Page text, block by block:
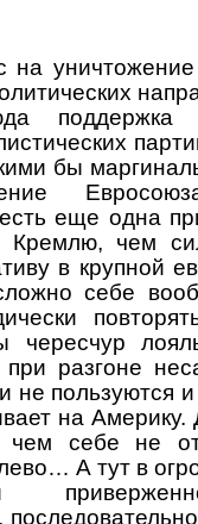
на
бы
еще одна
Кремлю, чем
в крупной
себе
чересчур
разгоне
не пользуются
на Америку.
себе не
А тут в